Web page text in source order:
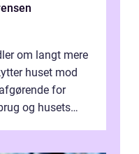
om langt mere
huset mod
for
og husets